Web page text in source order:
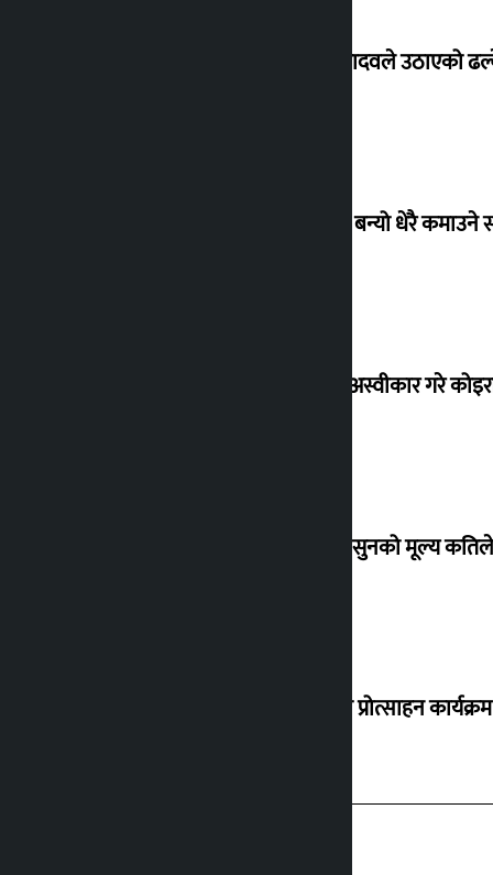
सांसद यादवले उठाएको
‘गौंथली’ बन्यो धेरै
शेखरले अस्वीकार गरे
शुक्रबार सुनको मूल्य
‘करदाता प्रोत्साहन